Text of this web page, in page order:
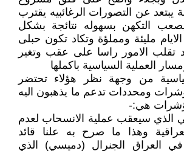
يبتعد عن التصورات الرغائبيه يقترب
التكهن بسهوله نتائجة بشكل
مليئة ومملؤة وتكاد تكون حبلى
تقلب الامور راسا على عقب وتغير
العملية السياسية باكملها
من وجهة نظر هؤلاء تحتضر
ومحددات تدعم ما يذهبون اليه
هي:-
الذي سيعقب عملية الانسحاب لعدم
وهذا ما صرح به علنا قائد
في العراق الجنرال (دميسي) الذي